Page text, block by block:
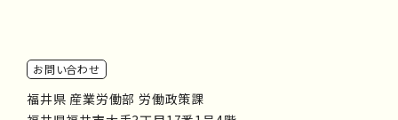
お問い合わせ
福井県 産業労働部 労働政策課